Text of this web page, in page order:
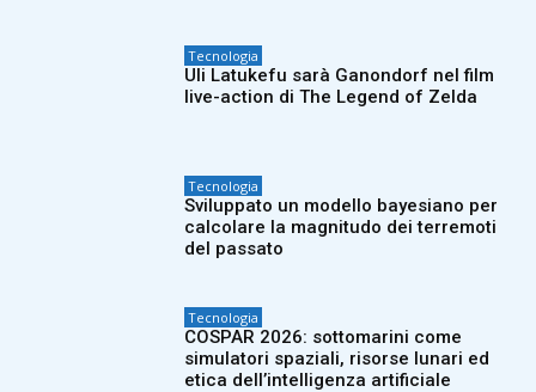
Tecnologia
Uli Latukefu sarà Ganondorf nel film
live-action di The Legend of Zelda
Tecnologia
Sviluppato un modello bayesiano per
calcolare la magnitudo dei terremoti
del passato
Tecnologia
COSPAR 2026: sottomarini come
simulatori spaziali, risorse lunari ed
etica dell’intelligenza artificiale